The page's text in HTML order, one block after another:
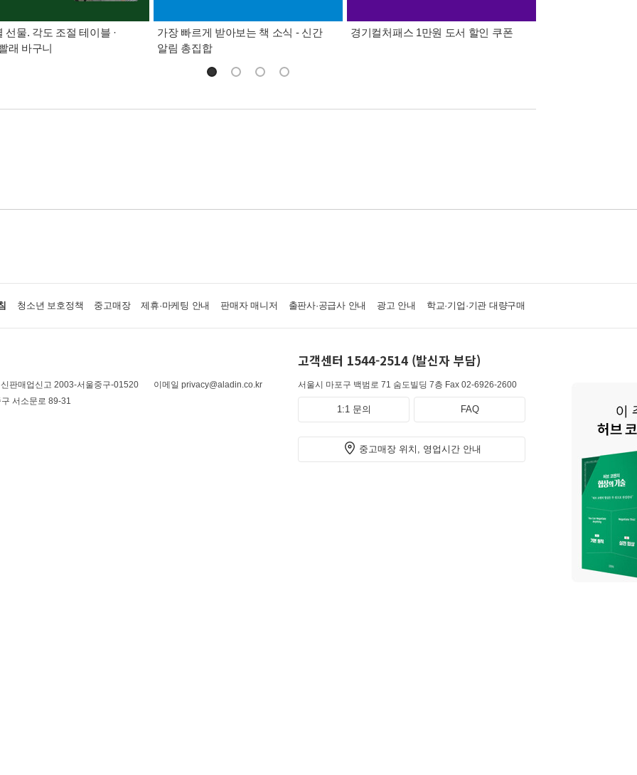
선물. 각도 조절 테이블 ·
래 바구니
가장 빠르게 받아보는 책 소식 - 신간
알림 총집합
경기컬처패스 1만원 도서 할인 쿠폰
청소년 보호정책 중고매장 제휴·마케팅 안내 판매자 매니저 출판사·공급사 안내 광고 안내 학교·기업·기관 대량구매
판매업신고 2003-서울중구-01520
이메일 privacy@aladin.co.kr
서소문로 89-31
고객센터 1544-2514 (발신자 부담)
서울시 마포구 백범로 71 숨도빌딩 7층 Fax 02-6926-2600
1:1 문의 FAQ
중고매장 위치, 영업시간 안내